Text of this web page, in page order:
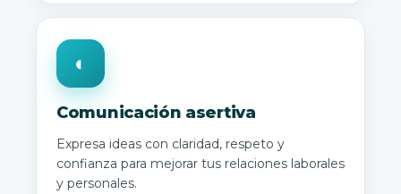
◐
Comunicación asertiva
Expresa ideas con claridad, respeto y
confianza para mejorar tus relaciones laborales
y personales.